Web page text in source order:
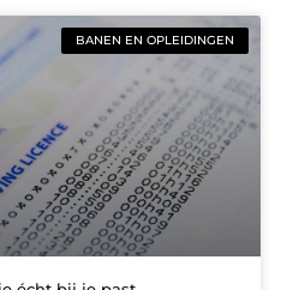
BANEN EN OPLEIDINGEN